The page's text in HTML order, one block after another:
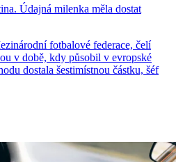
Údajná milenka měla dostat
fotbalové federace, čelí
v době, kdy působil v evropské
dostala šestimístnou částku, šéf